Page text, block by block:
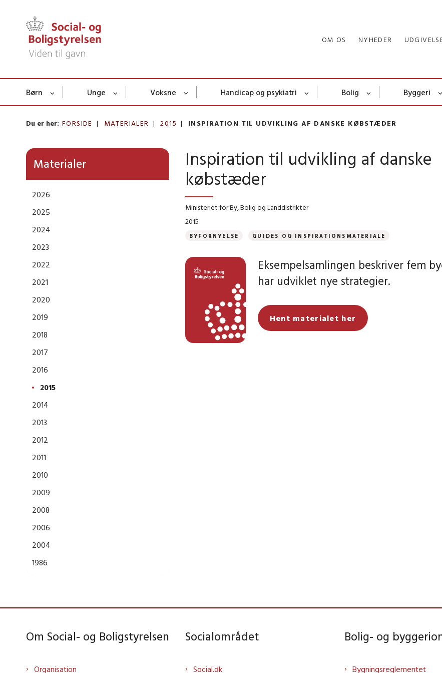
OM OS NYHEDER
Børn Unge Voksne Handicap og psykiatri Bolig Byggeri
Du er her: FORSIDE MATERIALER 2015 INSPIRATION TIL UDVIKLING AF DANSKE KØBSTÆDER
Materialer
2026
2025
2024
2023
2022
2021
2020
2019
2018
2017
2016
2015
2014
2013
2012
2011
2010
2009
2008
2006
2004
1986
Inspiration til udvikling af danske
købstæder
Ministeriet for By, Bolig og Landdistrikter
2015
BYFORNYELSE GUIDES OG INSPIRATIONSMATERIALE
Eksempelsamlingen beskriver fem
har udviklet nye strategier.
Hent materialet her
Om Social- og Boligstyrelsen
Organisation
Socialområdet
Social.dk
Bolig- og
Bygningsreglementet